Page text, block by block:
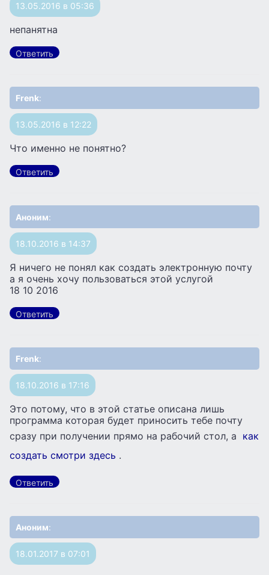
13.05.2016 в 05:36
непанятна
Ответить
Frenk:
13.05.2016 в 12:22
Что именно не понятно?
Ответить
Аноним:
18.10.2016 в 14:37
Я ничего не понял как создать электронную почту
а я очень хочу пользоваться этой услугой
18 10 2016
Ответить
Frenk:
18.10.2016 в 17:16
Это потому, что в этой статье описана лишь
программа которая будет приносить тебе почту
сразу при получении прямо на рабочий стол, а как
создать смотри здесь .
Ответить
Аноним:
18.01.2017 в 07:01